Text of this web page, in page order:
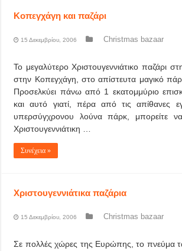
Κοπεγχάγη και παζάρι
15 Δεκεμβρίου, 2006 Christmas bazaar
Το μεγαλύτερο Χριστουγεννιάτικο παζάρι
στην Κοπεγχάγη, στο απίστευτα μαγικό
Προσελκύει πάνω από 1 εκατομμύριο
και αυτό γιατί, πέρα από τις απίθανες
υπερσύγχρονου λούνα πάρκ, μπορείτε
Χριστουγεννιάτικη …
Συνέχεια »
Χριστουγεννιάτικα παζάρια
15 Δεκεμβρίου, 2006 Christmas bazaar
Σε πολλές χώρες της Ευρώπης, το πνεύμα